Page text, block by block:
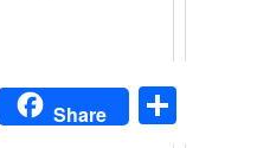
Twitter Share